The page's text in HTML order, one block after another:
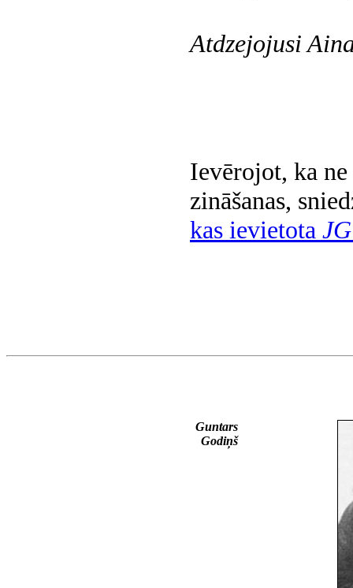
Atdzejojusi
Ievērojot, ka
zināšanas,
kas ievietota JG
Guntars
Godiņš